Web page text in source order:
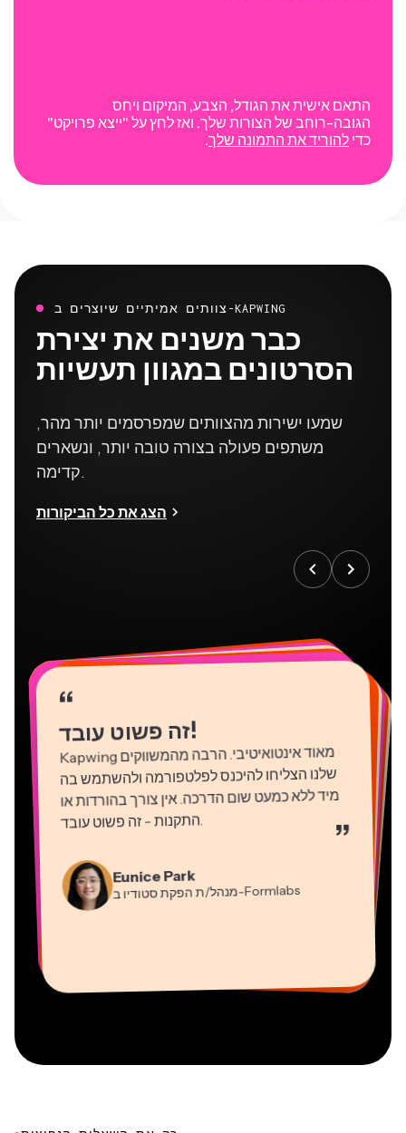
התאם אישית את הגודל, הצבע, המיקום ויחס
הגובה-רוחב של הצורות שלך. ואז לחץ על "ייצא פרויקט"
כדי להוריד את התמונה שלך.
צוותים אמיתיים שיוצרים ב-KAPWING
כבר משנים את יצירת
הסרטונים במגוון תעשיות
שמעו ישירות מהצוותים שמפרסמים יותר מהר,
משתפים פעולה בצורה טובה יותר, ונשארים
קדימה.
הצג את כל הביקורות
“
זה פשוט עובד!
Kapwing
מאוד אינטואיטיבי. הרבה מהמשווקים
שלנו הצליחו להיכנס לפלטפורמה ולהשתמש בה
מיד ללא כמעט שום הדרכה. אין צורך בהורדות או
התקנות - זה פשוט עובד
”
Eunice Park
מנהל/ת הפקת סטודיו ב-Formlabs
“
“
Panos Papagapiou
“
Gracie Peng
מנהל/ת תוכן
“
“
יועץ
“
Dina Segovia